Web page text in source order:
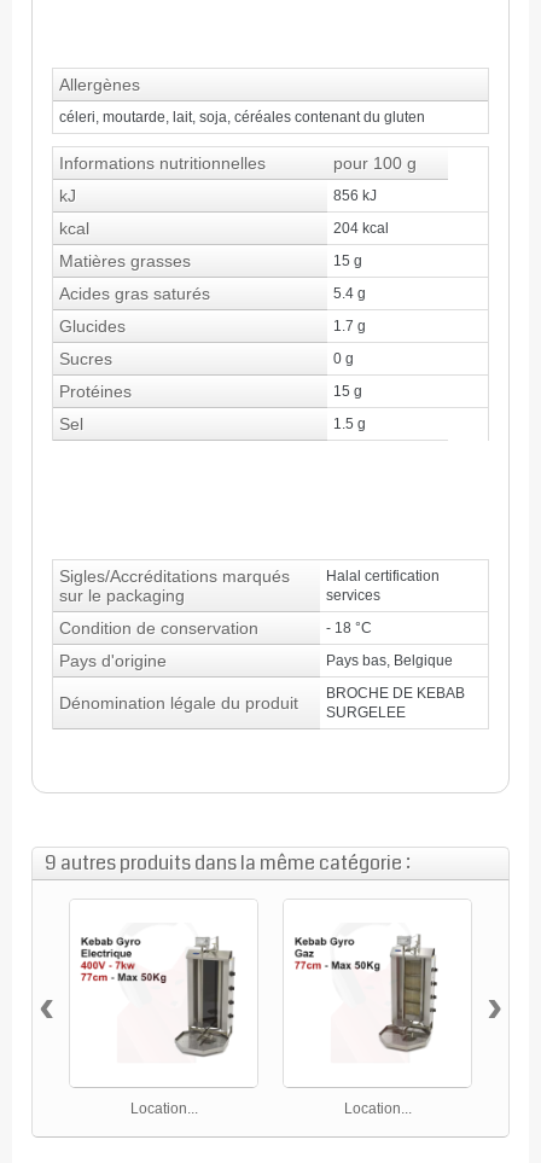
Allergènes
céleri, moutarde, lait, soja, céréales contenant du gluten
Informations nutritionnelles
pour 100 g
kJ
856 kJ
kcal 204 kcal
Matières grasses 15 g
Acides gras saturés 5.4 g
Glucides 1.7 g
Sucres 0 g
Protéines 15 g
Sel 1.5 g
Sigles/Accréditations marqués
sur le packaging
Halal certification
services
Condition de conservation - 18 °C
Pays d'origine Pays bas, Belgique
Dénomination légale du produit
BROCHE DE KEBAB
SURGELEE
9 autres produits dans la même catégorie :
Location... Location...
‹ ›